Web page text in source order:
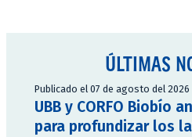
ÚLTIMAS
Publicado el 07 de agosto del 2026
UBB y CORFO Biobío
para profundizar los